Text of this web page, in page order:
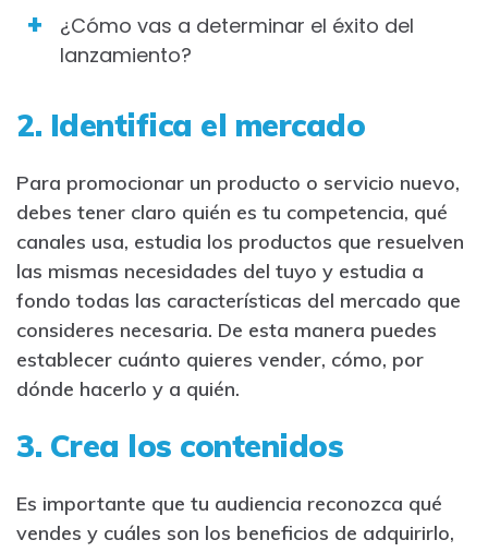
¿Cómo vas a determinar el éxito del
lanzamiento?
2. Identifica el mercado
Para promocionar un producto o servicio nuevo,
debes tener claro quién es tu competencia, qué
canales usa, estudia los productos que resuelven
las mismas necesidades del tuyo y estudia a
fondo todas las características del mercado que
consideres necesaria. De esta manera puedes
establecer cuánto quieres vender, cómo, por
dónde hacerlo y a quién.
3. Crea los contenidos
Es importante que tu audiencia reconozca qué
vendes y cuáles son los beneficios de adquirirlo,